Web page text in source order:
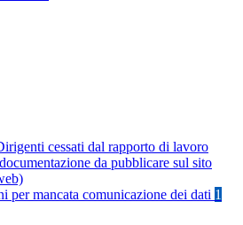
cessati dal rapporto di lavoro
da pubblicare sul sito
per mancata comunicazione dei dati 1